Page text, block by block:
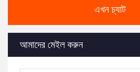
এখন চ্যাট
আমাদের মেইল ​​করুন